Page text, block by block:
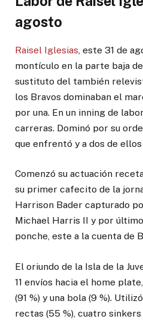
agosto
Raisel Iglesias, este 31 de
montículo en la parte baja
sustituto del también
los Bravos dominaban el
por una. En un inning de
carreras. Dominó por su
que enfrentó y a dos de
Comenzó su actuación
su primer cafecito de la
Harrison Bader capturado
Michael Harris II y por
ponche, este a la cuenta de
El oriundo de la Isla de la
11 envíos hacia el home
(91 %) y una bola (9 %).
rectas (55 %), cuatro sinkers